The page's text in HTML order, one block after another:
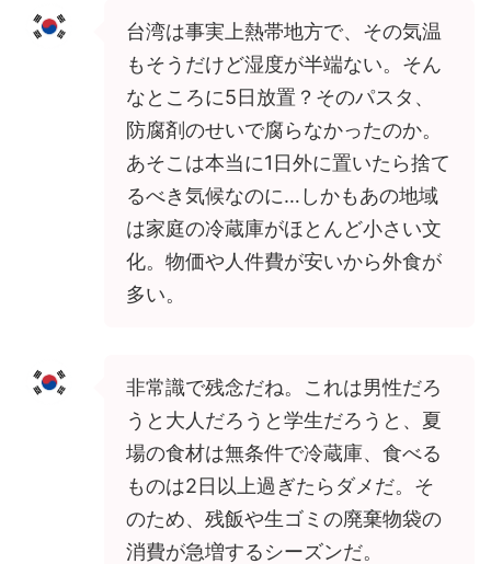
台湾は事実上熱帯地方で、その気温
もそうだけど湿度が半端ない。そん
なところに5日放置？そのパスタ、
防腐剤のせいで腐らなかったのか。
あそこは本当に1日外に置いたら捨て
るべき気候なのに…しかもあの地域
は家庭の冷蔵庫がほとんど小さい文
化。物価や人件費が安いから外食が
多い。
非常識で残念だね。これは男性だろ
うと大人だろうと学生だろうと、夏
場の食材は無条件で冷蔵庫、食べる
ものは2日以上過ぎたらダメだ。そ
のため、残飯や生ゴミの廃棄物袋の
消費が急増するシーズンだ。